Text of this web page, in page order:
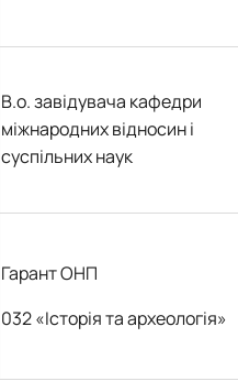
В.о. завідувача кафедри
міжнародних відносин і
суспільних наук
Гарант ОНП
032 «Історія та археологія»